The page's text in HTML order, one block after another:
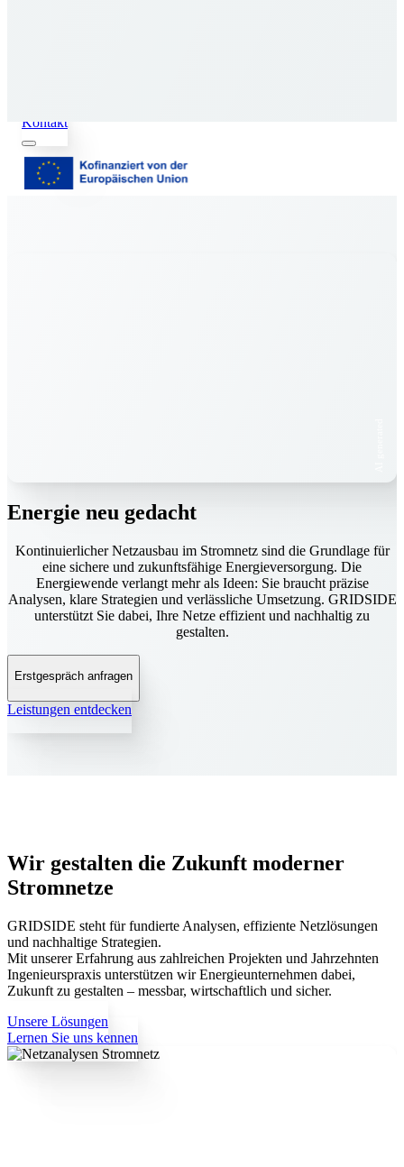
Kontakt
Energie neu gedacht
Kontinuierlicher Netzausbau im Stromnetz sind die Grundlage für
eine sichere und zukunftsfähige Energieversorgung. Die
Energiewende verlangt mehr als Ideen: Sie braucht präzise
Analysen, klare Strategien und verlässliche Umsetzung. GRIDSIDE
unterstützt Sie dabei, Ihre Netze effizient und nachhaltig zu
gestalten.
Erstgespräch anfragen
Leistungen entdecken
Wir gestalten die Zukunft moderner
Stromnetze
GRIDSIDE steht für fundierte Analysen, effiziente Netzlösungen
und nachhaltige Strategien.
Mit unserer Erfahrung aus zahlreichen Projekten und Jahrzehnten
Ingenieurspraxis unterstützen wir Energieunternehmen dabei,
Zukunft zu gestalten – messbar, wirtschaftlich und sicher.
Unsere Lösungen
Lernen Sie uns kennen